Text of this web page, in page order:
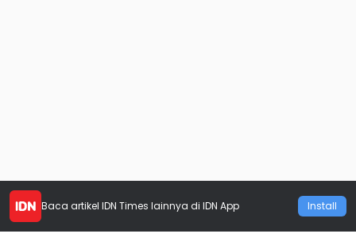
Baca artikel IDN Times lainnya di IDN App Install